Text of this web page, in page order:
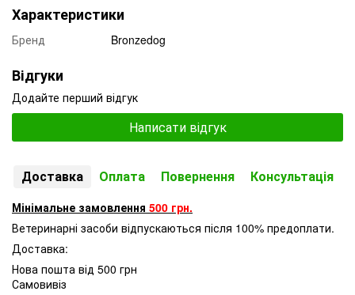
Характеристики
Бренд Bronzedog
Відгуки
Додайте перший відгук
Написати відгук
Доставка Оплата Повернення Консультація
Мінімальне замовлення 500 грн.
Ветеринарні засоби відпускаються після 100% предоплати.
Доставка:
Нова пошта від 500 грн
Самовивіз